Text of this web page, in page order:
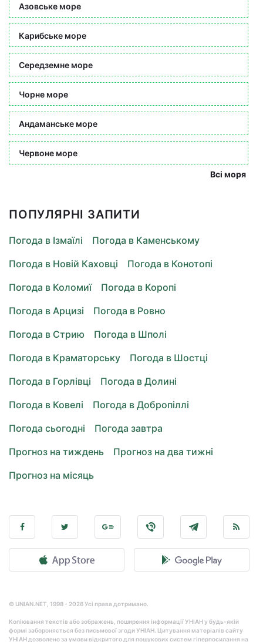
Азовське море
Карибське море
Середземне море
Чорне море
Андаманське море
Червоне море
Всі моря
ПОПУЛЯРНІ ЗАПИТИ
Погода в Ізмаїлі
Погода в Каменському
Погода в Новій Каховці
Погода в Конотопі
Погода в Коломиї
Погода в Коропі
Погода в Арцизі
Погода в Ровно
Погода в Стрию
Погода в Шполі
Погода в Краматорську
Погода в Шостці
Погода в Горлівці
Погода в Долині
Погода в Ковелі
Погода в Добропіллі
Погода сьогодні
Погода завтра
Прогноз на тиждень
Прогноз на два тижні
Прогноз на місяць
© UNIAN.NET, 1998 - 2026 Усі права дотримано.
Копіювання текстів або зображень, поширення інформації УНІАН у будь-якій
формі забороняється без письмової згоди УНІАН. Цитування матеріалів сайту
УНІАН дозволено за умови відкритого для пошукових систем гіперпосилання на